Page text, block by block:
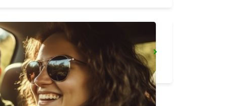
CALVI AIRPORT
CALVI - FRANCE